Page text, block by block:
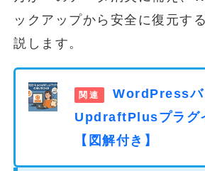
ックアップから安全に復元す
説します。
WordPressバ
UpdraftPlusプラグ
【図解付き】